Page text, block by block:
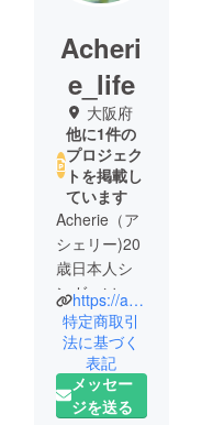
Acheri
e_life
大阪府
他に1件の
プロジェク
トを掲載し
ています
Acherie（ア
シェリー)20
歳日本人シ
ンガーソン
グライ
ター。幼少
期から音楽
で自己表現
することに
https://acherie.bitfan.id/
特定商取引
法に基づく
表記
メッセー
ジを送る